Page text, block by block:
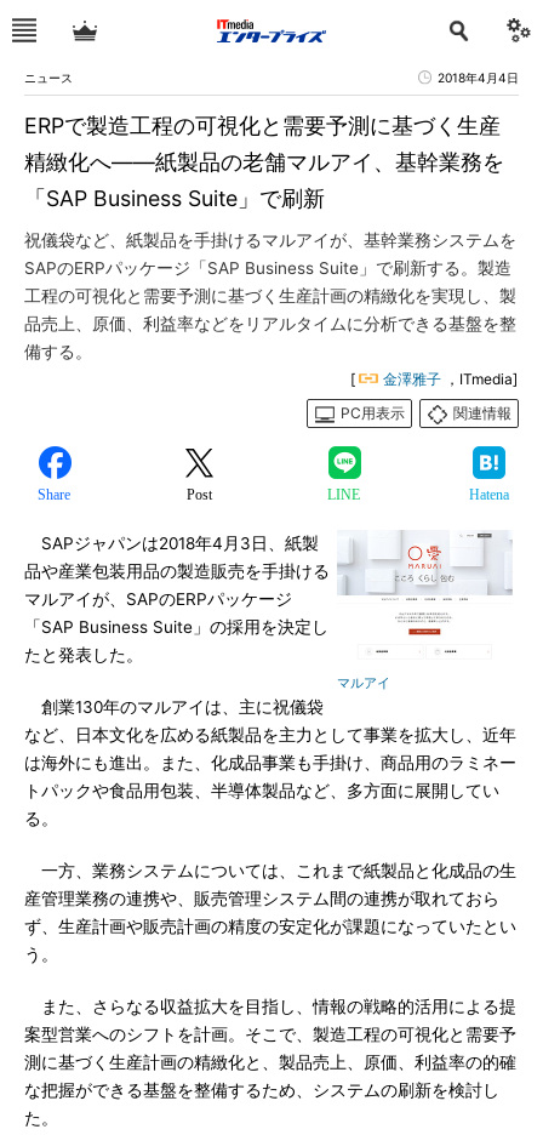
ニュース 2018年4月4日
ERPで製造工程の可視化と需要予測に基づく生産
精緻化へ――紙製品の老舗マルアイ、基幹業務を
「SAP Business Suite」で刷新
祝儀袋など、紙製品を手掛けるマルアイが、基幹業務システムを
SAPのERPパッケージ「SAP Business Suite」で刷新する。製造
工程の可視化と需要予測に基づく生産計画の精緻化を実現し、製
品売上、原価、利益率などをリアルタイムに分析できる基盤を整
備する。
[ 金澤雅子 ，ITmedia]
PC用表示
関連情報
Share Post LINE Hatena
マルアイ
SAPジャパンは2018年4月3日、紙製
品や産業包装用品の製造販売を手掛ける
マルアイが、SAPのERPパッケージ
「SAP Business Suite」の採用を決定し
たと発表した。
創業130年のマルアイは、主に祝儀袋
など、日本文化を広める紙製品を主力として事業を拡大し、近年
は海外にも進出。また、化成品事業も手掛け、商品用のラミネー
トパックや食品用包装、半導体製品など、多方面に展開してい
る。
一方、業務システムについては、これまで紙製品と化成品の生
産管理業務の連携や、販売管理システム間の連携が取れておら
ず、生産計画や販売計画の精度の安定化が課題になっていたとい
う。
また、さらなる収益拡大を目指し、情報の戦略的活用による提
案型営業へのシフトを計画。そこで、製造工程の可視化と需要予
測に基づく生産計画の精緻化と、製品売上、原価、利益率の的確
な把握ができる基盤を整備するため、システムの刷新を検討し
た。